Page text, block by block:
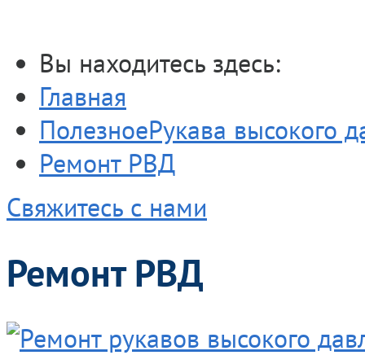
Вы находитесь здесь:
Главная
ПолезноеРукава высокого
Ремонт РВД
Свяжитесь с нами
Ремонт РВД